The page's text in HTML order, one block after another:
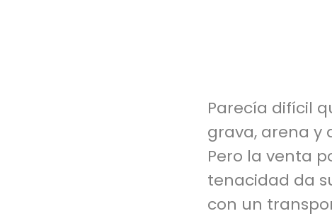
Parecía difícil
grava, arena y
Pero la venta
tenacidad da
con un